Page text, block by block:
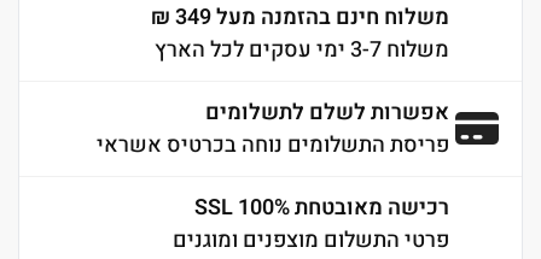
משלוח חינם בהזמנה מעל 349 ₪
משלוח 3-7 ימי עסקים לכל הארץ
אפשרות לשלם לתשלומים
פריסת התשלומים נוחה בכרטיס אשראי
רכישה מאובטחת 100% SSL
פרטי התשלום מוצפנים ומוגנים